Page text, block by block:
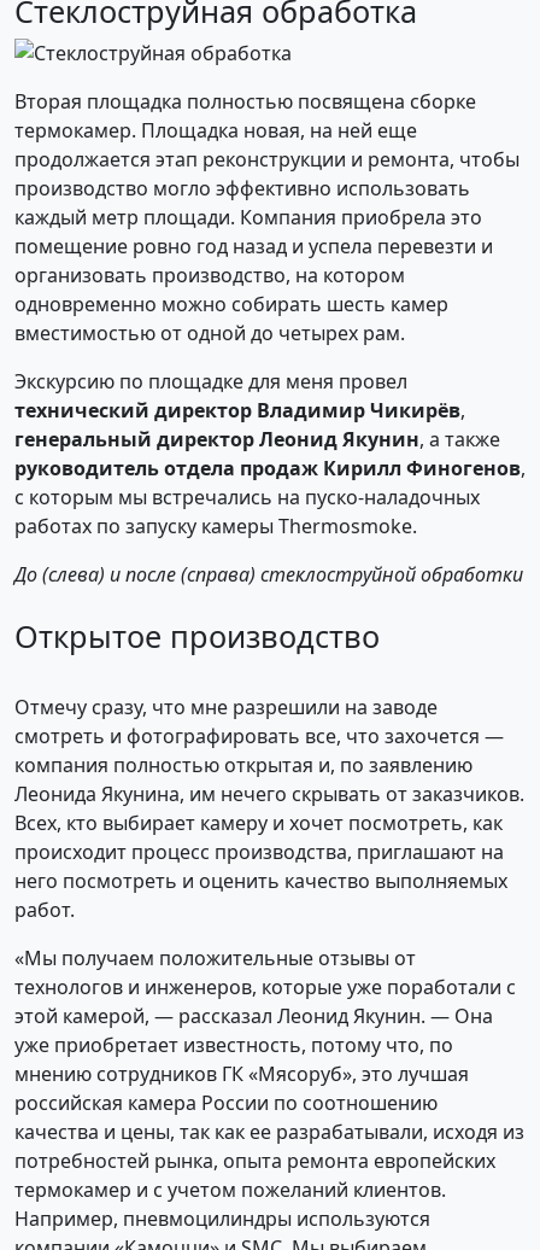
Стеклоструйная обработка
Вторая площадка полностью посвящена сборке
термокамер. Площадка новая, на ней еще
продолжается этап реконструкции и ремонта, чтобы
производство могло эффективно использовать
каждый метр площади. Компания приобрела это
помещение ровно год назад и успела перевезти и
организовать производство, на котором
одновременно можно собирать шесть камер
вместимостью от одной до четырех рам.
Экскурсию по площадке для меня провел
технический директор Владимир Чикирёв,
генеральный директор Леонид Якунин, а также
руководитель отдела продаж Кирилл Финогенов,
с которым мы встречались на пуско-наладочных
работах по запуску камеры Thermosmoke.
До (слева) и после (справа) стеклоструйной обработки
Открытое производство
Отмечу сразу, что мне разрешили на заводе
смотреть и фотографировать все, что захочется —
компания полностью открытая и, по заявлению
Леонида Якунина, им нечего скрывать от заказчиков.
Всех, кто выбирает камеру и хочет посмотреть, как
происходит процесс производства, приглашают на
него посмотреть и оценить качество выполняемых
работ.
«Мы получаем положительные отзывы от
технологов и инженеров, которые уже поработали с
этой камерой, — рассказал Леонид Якунин. — Она
уже приобретает известность, потому что, по
мнению сотрудников ГК «Мясоруб», это лучшая
российская камера России по соотношению
качества и цены, так как ее разрабатывали, исходя из
потребностей рынка, опыта ремонта европейских
термокамер и с учетом пожеланий клиентов.
Например, пневмоцилиндры используются